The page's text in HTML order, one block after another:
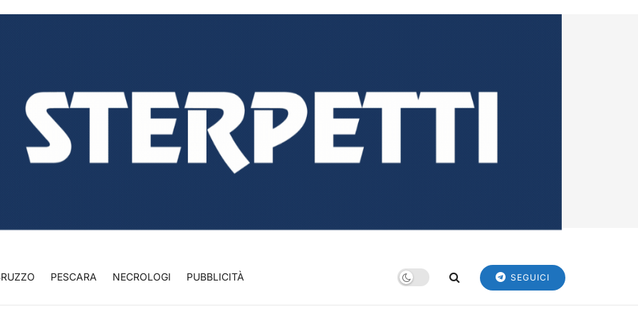
PESCARA NECROLOGI PUBBLICITÀ SEGUICI